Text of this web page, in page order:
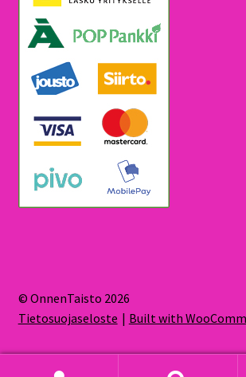
© OnnenTaisto 2026
Tietosuojaseloste
Built with